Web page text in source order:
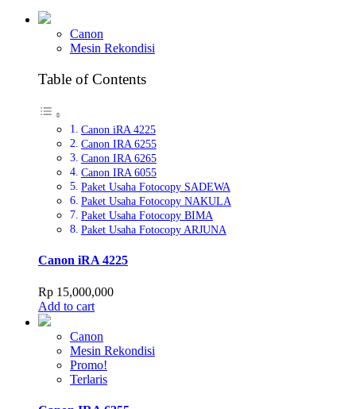
Canon
Mesin Rekondisi
Table of Contents
Canon iRA 4225
Canon IRA 6255
Canon IRA 6265
Canon IRA 6055
Paket Usaha Fotocopy SADEWA
Paket Usaha Fotocopy NAKULA
Paket Usaha Fotocopy BIMA
Paket Usaha Fotocopy ARJUNA
Canon iRA 4225
Rp 15,000,000
Add to cart
Canon
Mesin Rekondisi
Promo!
Terlaris